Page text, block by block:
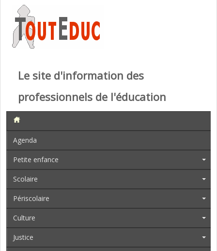
Le site d'information des
professionnels de l'éducation
Agenda
Petite enfance
Scolaire
Périscolaire
Culture
Justice